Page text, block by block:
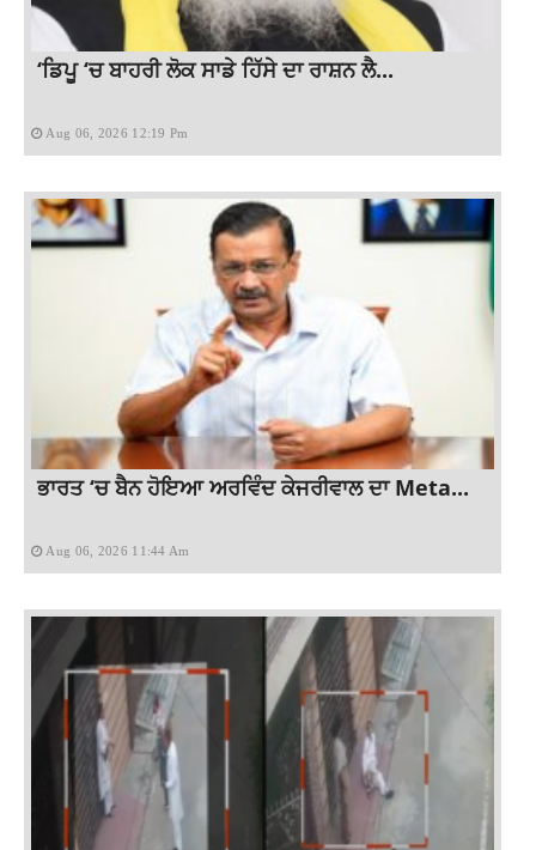
‘ਡਿਪੂ ‘ਚ ਬਾਹਰੀ ਲੋਕ ਸਾਡੇ ਹਿੱਸੇ ਦਾ ਰਾਸ਼ਨ ਲੈ...
Aug 06, 2026 12:19 Pm
ਭਾਰਤ ‘ਚ ਬੈਨ ਹੋਇਆ ਅਰਵਿੰਦ ਕੇਜਰੀਵਾਲ ਦਾ Meta...
Aug 06, 2026 11:44 Am